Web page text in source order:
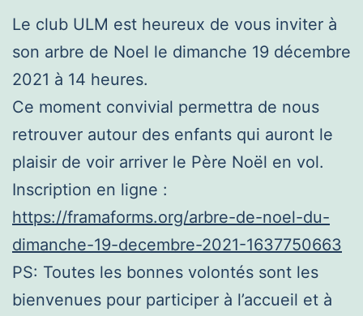
Le club ULM est heureux de vous inviter à
son arbre de Noel le dimanche 19 décembre
2021 à 14 heures.
Ce moment convivial permettra de nous
retrouver autour des enfants qui auront le
plaisir de voir arriver le Père Noël en vol.
Inscription en ligne :
https://framaforms.org/arbre-de-noel-du-
dimanche-19-decembre-2021-1637750663
PS: Toutes les bonnes volontés sont les
bienvenues pour participer à l’accueil et à